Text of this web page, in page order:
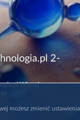
2-
Więcej
możesz zmienić ustawienia